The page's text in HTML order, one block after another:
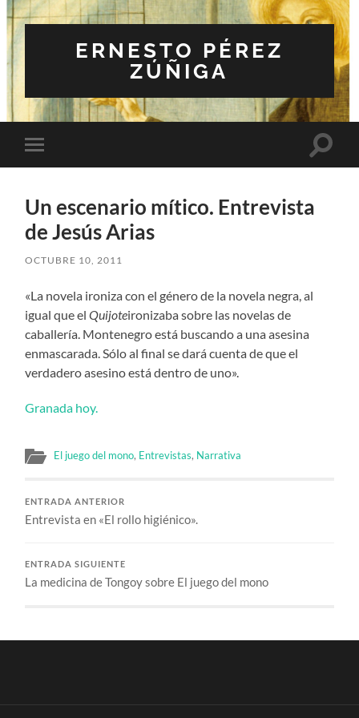
ERNESTO PÉREZ
ZÚÑIGA
Alternar
el
Un escenario mítico. Entrevista
de Jesús Arias
OCTUBRE 10, 2011
«La novela ironiza con el género de la novela negra, al
igual que elQuijoteironizaba sobre las novelas de
caballería. Montenegro está buscando a una asesina
enmascarada. Sólo al final se dará cuenta de que el
verdadero asesino está dentro de uno».
Granada hoy.
El juego del mono, Entrevistas, Narrativa
ENTRADA ANTERIOR
Entrevista en «El rollo higiénico».
ENTRADA SIGUIENTE
La medicina de Tongoy sobre El juego del mono